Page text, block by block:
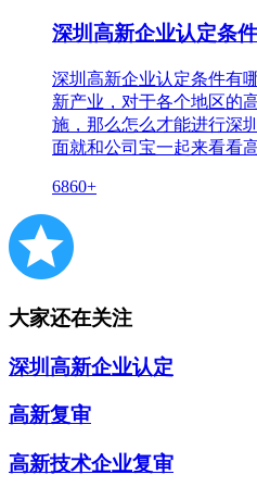
深圳高新企业认定条
深圳高新企业认定条件有
新产业，对于各个地区的
施，那么怎么才能进行深
面就和公司宝一起来看看
6860+
大家还在关注
深圳高新企业认定
高新复审
高新技术企业复审